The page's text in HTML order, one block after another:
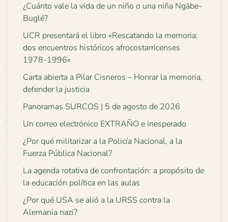
¿Cuánto vale la vida de un niño o una niña Ngäbe-
Buglé?
UCR presentará el libro «Rescatando la memoria:
dos encuentros históricos afrocostarricenses
1978-1996»
Carta abierta a Pilar Cisneros – Honrar la memoria,
defender la justicia
Panoramas SURCOS | 5 de agosto de 2026
Un correo electrónico EXTRAÑO e inesperado
¿Por qué militarizar a la Policía Nacional, a la
Fuerza Pública Nacional?
La agenda rotativa de confrontación: a propósito de
la educación política en las aulas
¿Por qué USA se alió a la URSS contra la
Alemania nazi?